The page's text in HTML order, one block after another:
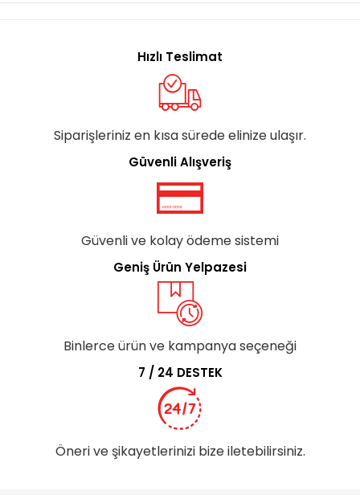
Hızlı Teslimat
Siparişleriniz en kısa sürede elinize ulaşır.
Güvenli Alışveriş
Güvenli ve kolay ödeme sistemi
Geniş Ürün Yelpazesi
Binlerce ürün ve kampanya seçeneği
7 / 24 DESTEK
Öneri ve şikayetlerinizi bize iletebilirsiniz.